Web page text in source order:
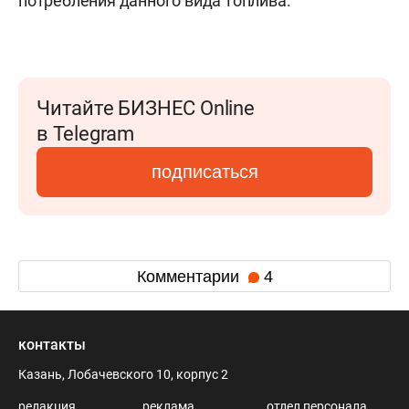
Читайте БИЗНЕС Online
в Telegram
подписаться
Комментарии 4
контакты
Казань, Лобачевского 10, корпус 2